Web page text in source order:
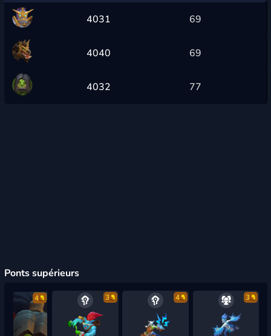
4031 69
4040 69
4032 77
Ponts supérieurs
4 3 4 3